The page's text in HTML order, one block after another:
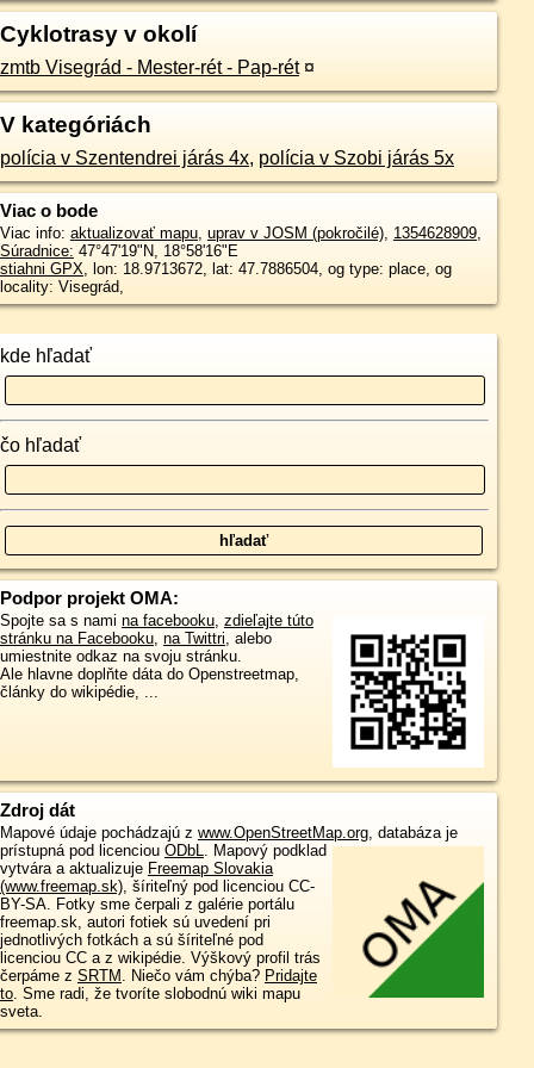
Cyklotrasy v okolí
zmtb Visegrád - Mester-rét - Pap-rét‬ ¤
V kategóriách
polícia v Szentendrei járás 4x, polícia v Szobi járás 5x
Viac o bode
Viac info: aktualizovať mapu, uprav v JOSM (pokročilé), 1354628909,
Súradnice: 47°47'19"N, 18°58'16"E
stiahni GPX, lon: 18.9713672, lat: 47.7886504, og type: place, og
locality: Visegrád,
kde hľadať
čo hľadať
Podpor projekt OMA:
Spojte sa s nami na facebooku, zdieľajte túto
stránku na Facebooku, na Twittri, alebo
umiestnite odkaz na svoju stránku.
Ale hlavne doplňte dáta do Openstreetmap,
články do wikipédie, ...
Zdroj dát
Mapové údaje pochádzajú z www.OpenStreetMap.org, databáza je
prístupná pod licenciou ODbL. Mapový podklad
vytvára a aktualizuje Freemap Slovakia
(www.freemap.sk), šíriteľný pod licenciou CC-
BY-SA. Fotky sme čerpali z galérie portálu
freemap.sk, autori fotiek sú uvedení pri
jednotlivých fotkách a sú šíriteľné pod
licenciou CC a z wikipédie. Výškový profil trás
čerpáme z SRTM . Niečo vám chýba? Pridajte
to. Sme radi, že tvoríte slobodnú wiki mapu
sveta.